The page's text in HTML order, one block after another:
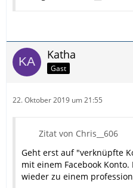
Katha
Gast
22. Oktober 2019 um 21:55
Zitat von Chris__606
Geht erst auf "verknüpfte
mit einem Facebook
wieder zu einem